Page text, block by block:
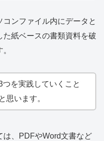
ンファイル内にデータと
た紙ベースの書類資料を破
を実践していくこと
思います。
は、PDFやWord文書など